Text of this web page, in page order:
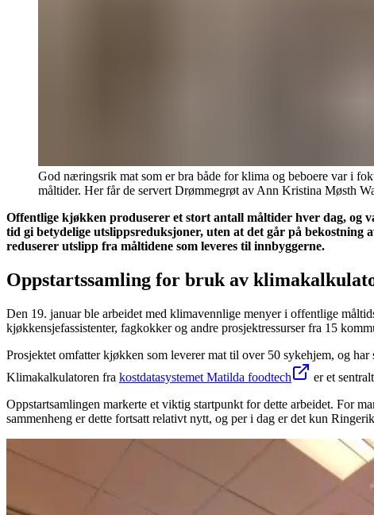
God næringsrik mat som er bra både for klima og beboere var i
måltider. Her får de servert Drømmegrøt av Ann Kristina Møsth
Offentlige kjøkken produserer et stort antall måltider hver dag, og
tid gi betydelige utslippsreduksjoner, uten at det går på
reduserer utslipp fra måltidene som leveres til innbyggerne.
Oppstartssamling for bruk av
Den 19. januar ble arbeidet med klimavennlige menyer i offentlige
kjøkkensjefassistenter, fagkokker og andre prosjektressurser fra 15
Prosjektet omfatter kjøkken som leverer mat til over 50 sykehjem, og
Klimakalkulatoren fra kostdatasystemet Matilda foodtech
er et
Oppstartsamlingen markerte et viktig startpunkt for dette arbeidet. For
sammenheng er dette fortsatt relativt nytt, og per i dag er det kun